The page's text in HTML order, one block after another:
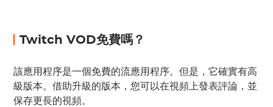
Twitch VOD免費嗎？
該應用程序是一個免費的流應用程序。但是，它確實有高
級版本。借助升級的版本，您可以在視頻上發表評論，並
保存更長的視頻。